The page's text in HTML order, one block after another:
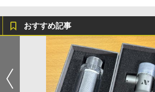
おすすめ記事